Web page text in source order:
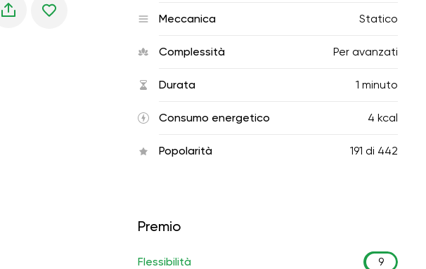
Meccanica Statico
Complessità Per avanzati
Durata 1 minuto
Consumo energetico 4 kcal
Popolarità 191 di 442
Premio
Flessibilità 9